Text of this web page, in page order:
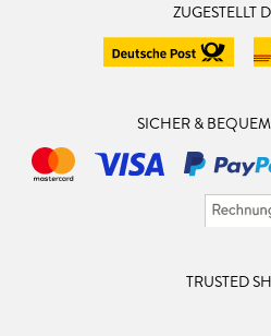
ZUGESTELLT
SICHER &
TRUSTED